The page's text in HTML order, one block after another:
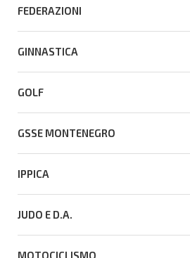
FEDERAZIONI
GINNASTICA
GOLF
GSSE MONTENEGRO
IPPICA
JUDO E D.A.
MOTOCICLISMO